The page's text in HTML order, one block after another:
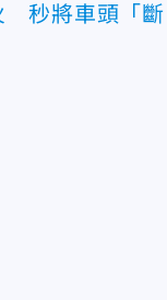
秒將車頭「斷